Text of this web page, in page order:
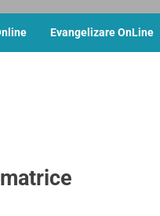
Evangelizare OnLine